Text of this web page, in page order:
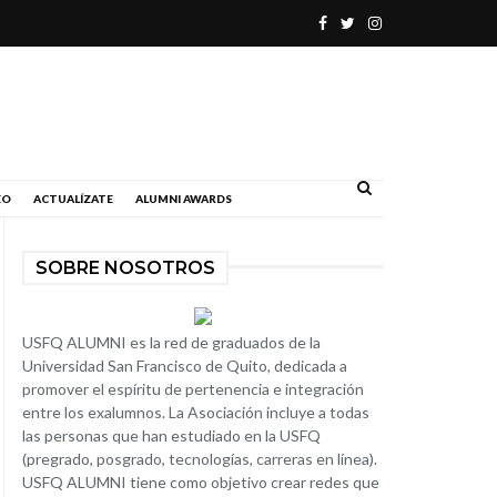
ACTUALÍZATE ALUMNI AWARDS
SOBRE NOSOTROS
USFQ ALUMNI es la red de graduados de la
Universidad San Francisco de Quito, dedicada a
promover el espíritu de pertenencia e integración
entre los exalumnos. La Asociación incluye a todas
las personas que han estudiado en la USFQ
(pregrado, posgrado, tecnologías, carreras en línea).
USFQ ALUMNI tiene como objetivo crear redes que